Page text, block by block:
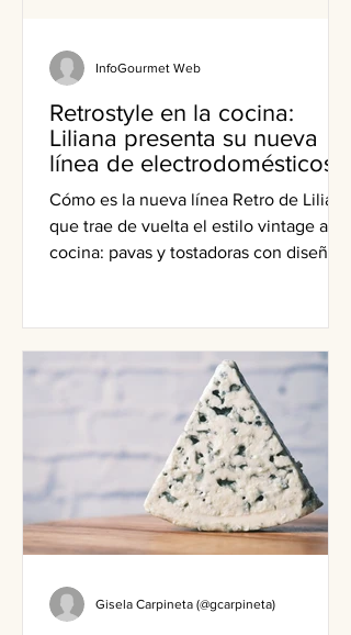
Retrostyle en la cocina:
Liliana presenta su nueva
línea de electrodomésticos
Cómo es la nueva línea Retro de Liliana
que trae de vuelta el estilo vintage a la
cocina: pavas y tostadoras con diseño.
InfoGourmet Web
Gisela Carpineta (@gcarpineta)